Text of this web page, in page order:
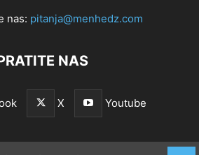
nas: pitanja@menhedz.com
NAS
X Youtube